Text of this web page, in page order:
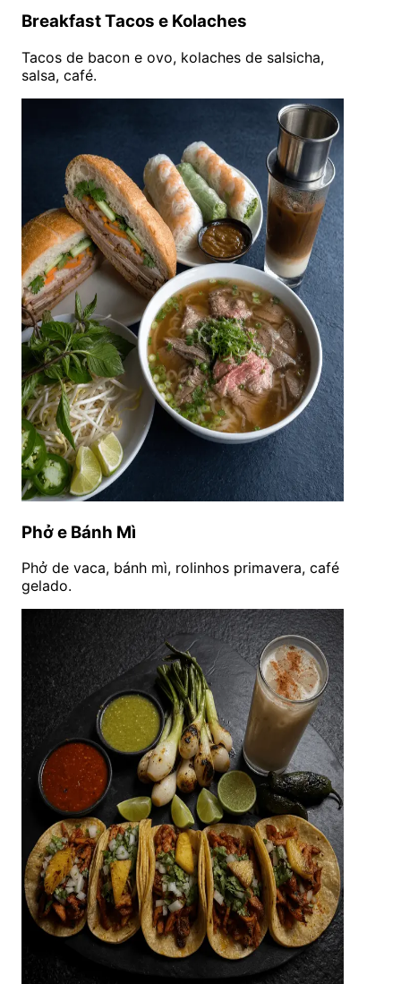
Breakfast Tacos e Kolaches
Tacos de bacon e ovo, kolaches de salsicha,
salsa, café.
Phở e Bánh Mì
Phở de vaca, bánh mì, rolinhos primavera, café
gelado.